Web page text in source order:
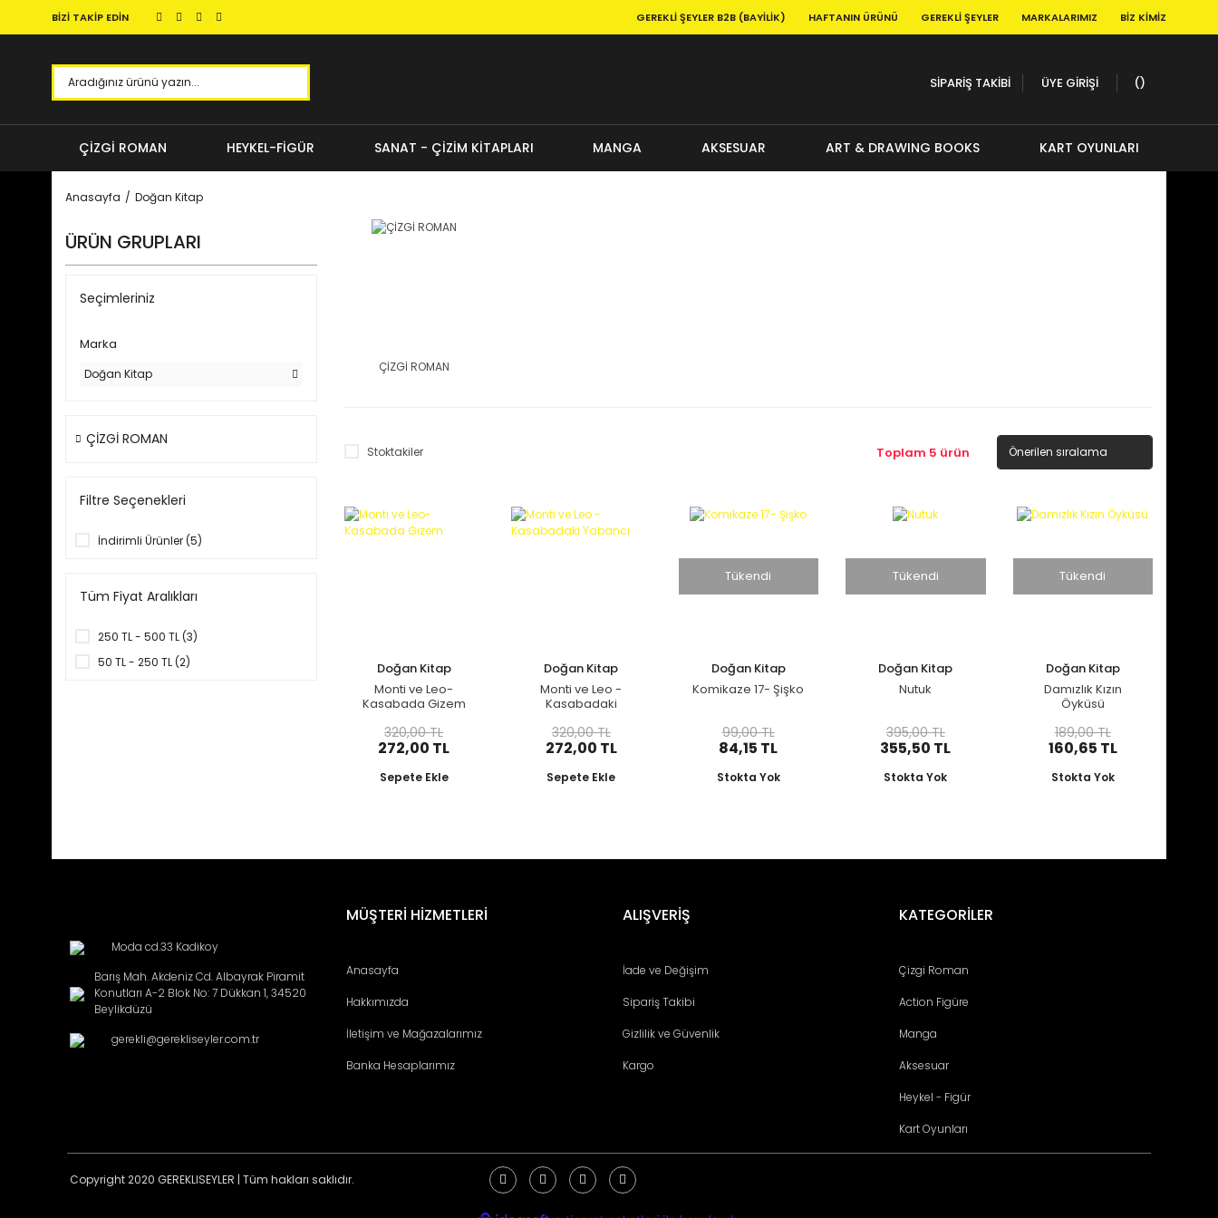
BİZİ TAKİP EDİN GEREKLI ŞEYLER B2B (BAYILIK) HAFTANIN ÜRÜNÜ GEREKLI ŞEYLER MARKALARIMIZ BIZ KIMIZ
SİPARİŞ TAKİBİ ÜYE GİRİŞİ
ÇİZGİ ROMAN HEYKEL-FİGÜR SANAT - ÇİZİM KİTAPLARI MANGA AKSESUAR ART & DRAWING BOOKS KART OYUNLARI
Anasayfa Doğan Kitap
ÜRÜN GRUPLARI
Seçimleriniz
Marka
Doğan Kitap
ÇİZGİ ROMAN
Filtre Seçenekleri
İndirimli Ürünler (5)
Tüm Fiyat Aralıkları
250 TL - 500 TL (3)
50 TL - 250 TL (2)
ÇİZGİ ROMAN
Stoktakiler Toplam 5 ürün
%15
Doğan Kitap
Monti ve Leo-
Kasabada Gizem
272,00 TL
320,00 TL
Sepete Ekle
%15
Doğan Kitap
Monti ve Leo -
Kasabadaki
272,00 TL
320,00 TL
Sepete Ekle
Tükendi
Doğan Kitap
Komikaze 17- Şişko
84,15 TL
99,00 TL
Stokta Yok
Tükendi
Doğan Kitap
Nutuk
355,50 TL
395,00 TL
Stokta Yok
Tükendi
Doğan Kitap
Damızlık Kızın
Öyküsü
160,65 TL
189,00 TL
Stokta Yok
Moda cd.33 Kadikoy
Barış Mah. Akdeniz Cd. Albayrak Piramit
Konutları A-2 Blok No: 7 Dükkan 1, 34520
Beylikdüzü
gerekli@gerekliseyler.com.tr
MÜŞTERİ HİZMETLERİ
Anasayfa
Hakkımızda
İletişim ve Mağazalarımız
Banka Hesaplarımız
ALIŞVERİŞ
İade ve Değişim
Sipariş Takibi
Gizlilik ve Güvenlik
Kargo
KATEGORİLER
Çizgi Roman
Action Figüre
Manga
Aksesuar
Heykel - Figür
Kart Oyunları
Copyright 2020 GEREKLISEYLER | Tüm hakları saklıdır.